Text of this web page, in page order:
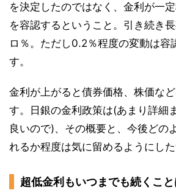
を決定したのではなく、金利が一
を容認するということ。引き続き
ロ％。ただし0.2％程度の変動は容
す。
金利が上がると債券価格、株価な
す。日銀の金利政策は(あまり詳細
良いので)、その概要と、今後どの
れるか程度は気に留めるようにした
超低金利もいつまでも続くこ